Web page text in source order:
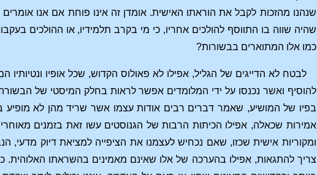
שנהנו מהזכות לקבל את הוראתו האישית. אומדן זה אינו פוחת אם אנו
שהיה שווה בו התווסף להולכים אחריו, כי מי בקרב תלמידיו, או ההולכים
כמו אלו המתוארים בבשורות?
לבטח לא הדייגים של הגליל, אפילו לא פאולוס הקדוש, שכל אופיו
להוסיף ואשר נכנסו על ידי המלומדים אפשר לראות בחלק המיסטי של הבשורה
בפיו של המושיע, שאמר דברים רבים אודות עצמו אשר שריד מהן לא
אמירות שכאלה, אפילו הכיתות הרבות של הגנוסטים עשו זאת בזמנים
ומקוריות אישית שכזו, שאם נכחיש לעצמנו את הציפייה למציאת דיוק
צריך להתגאות, אפילו בהערכה של אלו שאינם מאמינים בהשראתו האלוהית.